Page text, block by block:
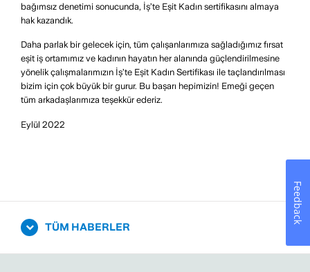
bağımsız denetimi sonucunda, İş’te Eşit Kadın sertifikasını almaya
hak kazandık.
Daha parlak bir gelecek için, tüm çalışanlarımıza sağladığımız fırsat
eşit iş ortamımız ve kadının hayatın her alanında güçlendirilmesine
yönelik çalışmalarımızın İş’te Eşit Kadın Sertifikası ile taçlandırılması
bizim için çok büyük bir gurur. Bu başarı hepimizin! Emeği geçen
tüm arkadaşlarımıza teşekkür ederiz.
Eylül 2022
TÜM HABERLER
Feedback